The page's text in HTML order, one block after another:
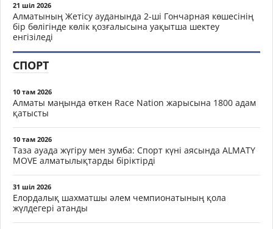
21 шіл 2026
Алматының Жетісу ауданында 2-ші Гончарная көшесінің
бір бөлігінде көлік қозғалысына уақытша шектеу
енгізіледі
СПОРТ
10 там 2026
Алматы маңында өткен Race Nation жарысына 1800 адам
қатысты
10 там 2026
Таза ауада жүгіру мен зумба: Спорт күні аясында ALMATY
MOVE алматылықтарды біріктірді
31 шіл 2026
Елордалық шахматшы әлем чемпионатының қола
жүлдегері атанды